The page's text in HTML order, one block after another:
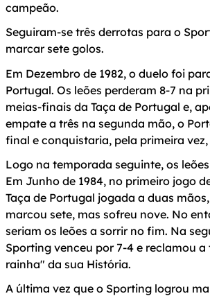
campeão.
Seguiram-se três derrotas para o
marcar sete golos.
Em Dezembro de 1982, o duelo foi
Portugal. Os leões perderam 8-7 na
meias-finais da Taça de Portugal e,
empate a três na segunda mão, o
final e conquistaria, pela primeira
Logo na temporada seguinte, os
Em Junho de 1984, no primeiro jogo
Taça de Portugal jogada a duas
marcou sete, mas sofreu nove. No
seriam os leões a sorrir no fim. Na
Sporting venceu por 7-4 e reclamou
rainha" da sua História.
A última vez que o Sporting logrou